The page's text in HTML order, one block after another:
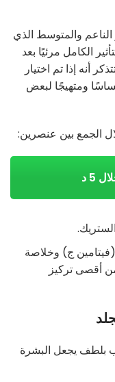
والمتوسط ​​الذي
الكامل مرئيًا بعد
أنه إذا تم اختيار
ومتهيجًا لبعض
الجمع بين عنصرين:
5 د
ج) وخلاصة
أقصى تركيز
بلطف يجعل البشرة